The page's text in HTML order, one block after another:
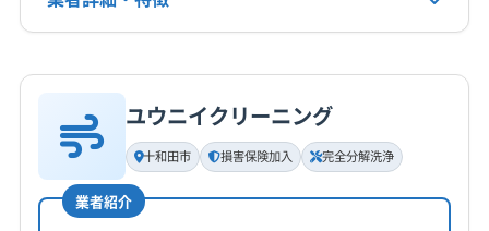
0120-792-406
基本情報
代表者名
和田智也
所在地
ユウニイクリーニング
十和田市 損害保険加入 完全分解洗浄
業者紹介